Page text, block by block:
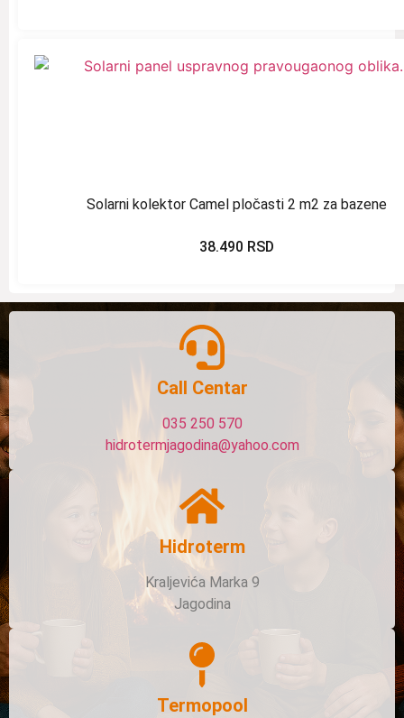
Solarni kolektor Camel pločasti 2 m2 za bazene
38.490 RSD
Call Centar
035 250 570
hidrotermjagodina@yahoo.com
Hidroterm
Kraljevića Marka 9
Jagodina
Termopool